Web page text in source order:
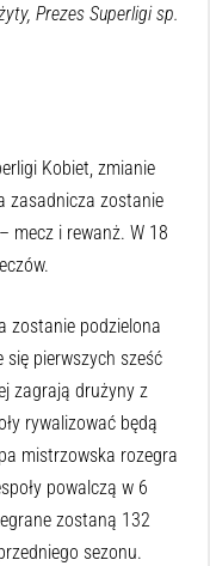
Prezes Superligi sp.
Kobiet, zmianie
zasadnicza zostanie
mecz i rewanż. W 18
zostanie podzielona
pierwszych sześć
zagrają drużyny z
rywalizować będą
mistrzowska rozegra
powalczą w 6
zostaną 132
sezonu.